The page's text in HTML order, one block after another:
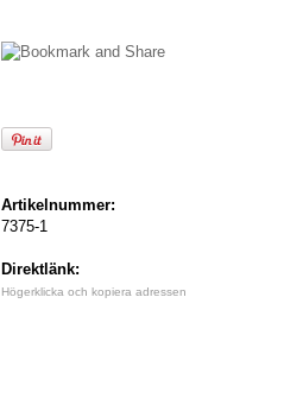
Artikelnummer:
7375-1
Direktlänk:
Högerklicka och kopiera adressen